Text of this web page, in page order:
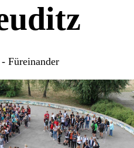
Füreinander